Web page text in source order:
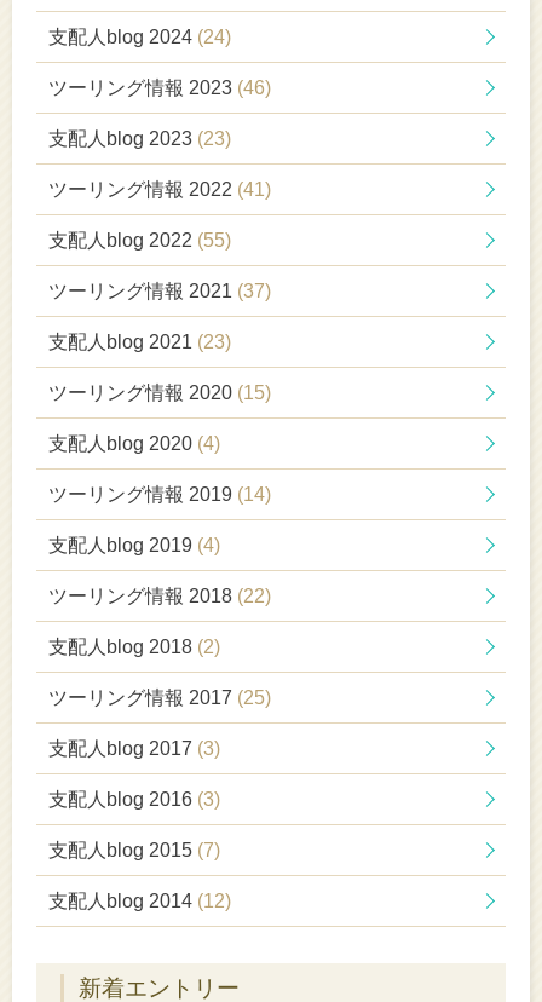
支配人blog 2024 (24)
ツーリング情報 2023 (46)
支配人blog 2023 (23)
ツーリング情報 2022 (41)
支配人blog 2022 (55)
ツーリング情報 2021 (37)
支配人blog 2021 (23)
ツーリング情報 2020 (15)
支配人blog 2020 (4)
ツーリング情報 2019 (14)
支配人blog 2019 (4)
ツーリング情報 2018 (22)
支配人blog 2018 (2)
ツーリング情報 2017 (25)
支配人blog 2017 (3)
支配人blog 2016 (3)
支配人blog 2015 (7)
支配人blog 2014 (12)
新着エントリー